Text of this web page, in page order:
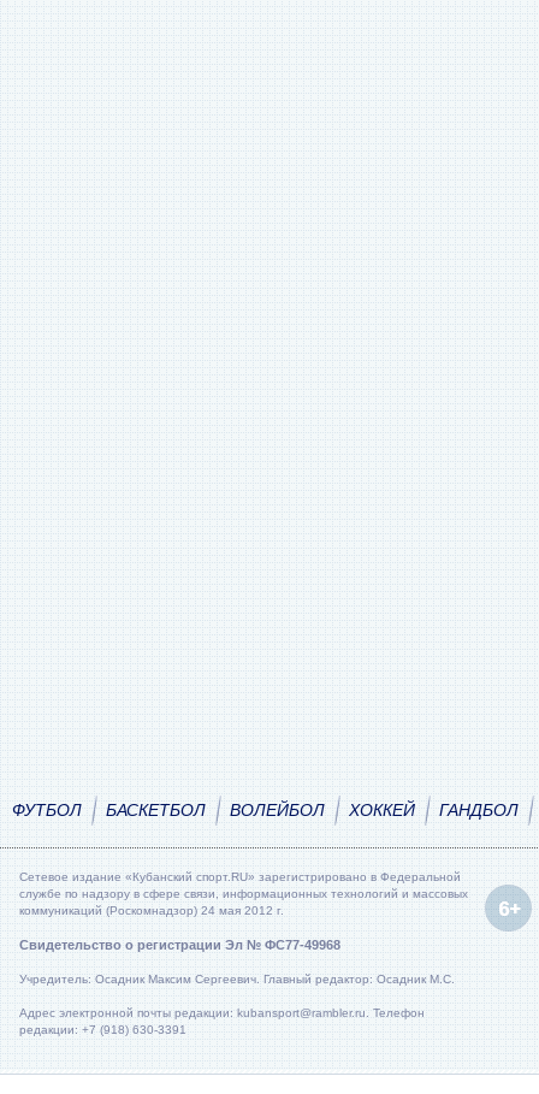
ФУТБОЛ БАСКЕТБОЛ ВОЛЕЙБОЛ ХОККЕЙ ГАНДБОЛ
Сетевое издание «Кубанский спорт.RU» зарегистрировано в Федеральной
службе по надзору в сфере связи, информационных технологий и массовых
коммуникаций (Роскомнадзор) 24 мая 2012 г.
Свидетельство о регистрации Эл № ФС77-49968
Учредитель: Осадник Максим Сергеевич. Главный редактор: Осадник М.С.
Адрес электронной почты редакции: kubansport@rambler.ru. Телефон
редакции: +7 (918) 630-3391